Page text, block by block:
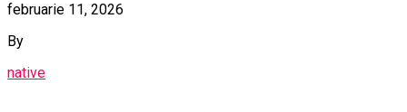
februarie 11, 2026
By
native